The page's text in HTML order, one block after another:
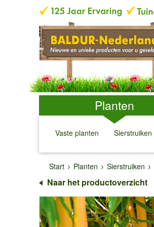
Planten
Vaste planten
↓
Sierstruiken
↓
Start
Planten Sierstruiken
Naar het productoverzicht